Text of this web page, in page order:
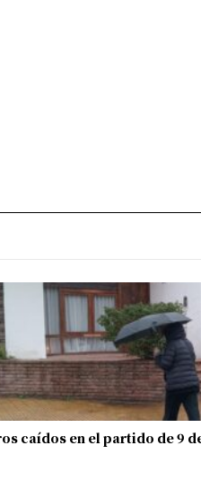
caídos en el partido de 9